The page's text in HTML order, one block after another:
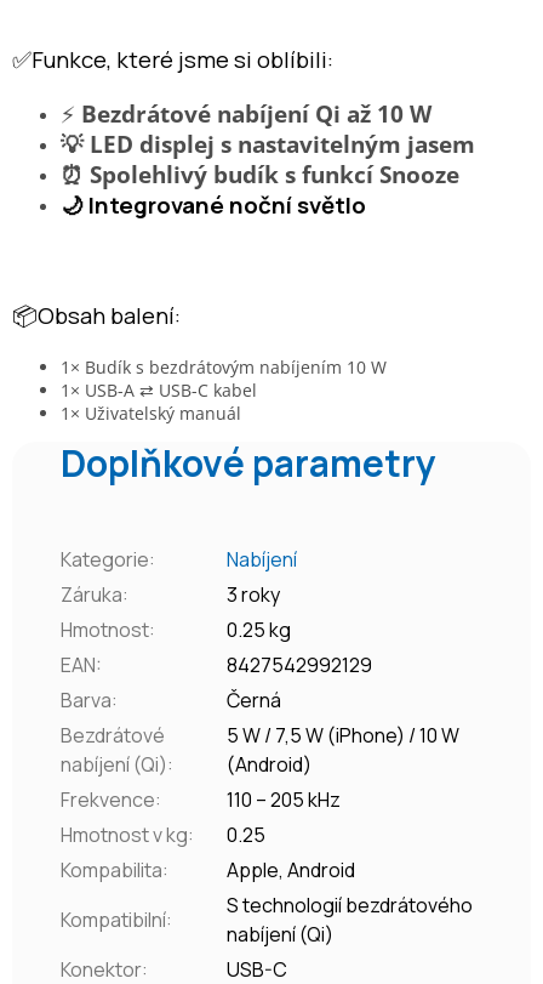
✅Funkce, které jsme si oblíbili:
⚡ Bezdrátové nabíjení Qi až 10 W
💡 LED displej s nastavitelným jasem
⏰ Spolehlivý budík s funkcí Snooze
🌙 Integrované noční světlo
📦Obsah balení:
1× Budík s bezdrátovým nabíjením 10 W
1× USB-A ⇄ USB-C kabel
1× Uživatelský manuál
Doplňkové parametry
Kategorie:
Nabíjení
Záruka:
3 roky
Hmotnost:
0.25 kg
EAN:
8427542992129
Barva:
Černá
Bezdrátové
nabíjení (Qi):
5 W / 7,5 W (iPhone) / 10 W
(Android)
Frekvence:
110 – 205 kHz
Hmotnost v kg:
0.25
Kompabilita:
Apple, Android
Kompatibilní:
S technologií bezdrátového
nabíjení (Qi)
Konektor:
USB-C